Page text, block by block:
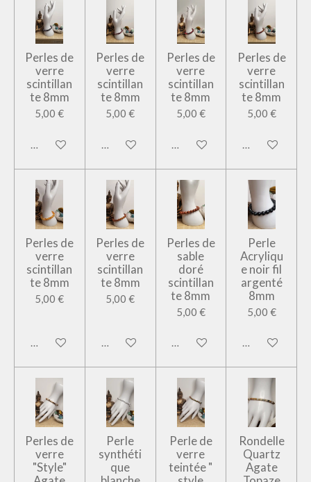
Perles de
verre
scintillan
te 8mm
5,00 €
Ajouter au panier
Perles de
verre
scintillan
te 8mm
5,00 €
Ajouter au panier
Perles de
verre
scintillan
te 8mm
5,00 €
Ajouter au panier
Perles de
verre
scintillan
te 8mm
5,00 €
Ajouter au
Perles de
verre
scintillan
te 8mm
5,00 €
Ajouter au panier
Perles de
verre
scintillan
te 8mm
5,00 €
Ajouter au panier
Perles de
sable
doré
scintillan
te 8mm
5,00 €
Ajouter au panier
Perle
Acryliqu
e noir fil
argenté
8mm
5,00 €
Ajouter au
Perles de
verre
"Style"
Perle
synthéti
que
Perle de
verre
teintée "
Rondelle
Quartz
Agate